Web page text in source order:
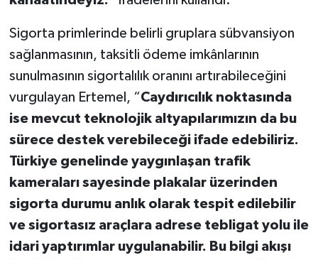
Sigorta primlerinde belirli gruplara sübvansiyon
sağlanmasının, taksitli ödeme imkânlarının
sunulmasının sigortalılık oranını artırabileceğini
vurgulayan Ertemel, “Caydırıcılık noktasında
ise mevcut teknolojik altyapılarımızın da bu
sürece destek verebileceği ifade edebiliriz.
Türkiye genelinde yaygınlaşan trafik
kameraları sayesinde plakalar üzerinden
sigorta durumu anlık olarak tespit edilebilir
ve sigortasız araçlara adrese tebligat yolu ile
idari yaptırımlar uygulanabilir. Bu bilgi akışı